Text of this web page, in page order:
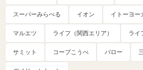
スーパーみらべる イオン イトーヨー
マルエツ ライフ（関西エリア） ライ
サミット コープこうべ バロー